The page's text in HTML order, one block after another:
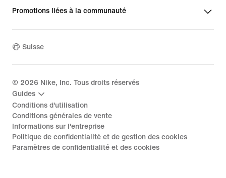
Promotions liées à la communauté
Suisse
© 2026 Nike, Inc. Tous droits réservés
Guides
Conditions d'utilisation
Conditions générales de vente
Informations sur l'entreprise
Politique de confidentialité et de gestion des cookies
Paramètres de confidentialité et des cookies